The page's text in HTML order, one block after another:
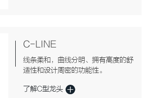
C-LINE
线条柔和，曲线分明、拥有高度的舒
适性和设计周密的功能性。
了解C型龙头